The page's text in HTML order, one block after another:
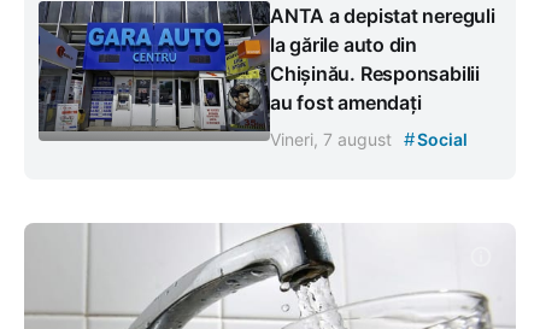
ANTA a depistat nereguli
la gările auto din
Chișinău. Responsabilii
au fost amendați
Vineri, 7 august #Social